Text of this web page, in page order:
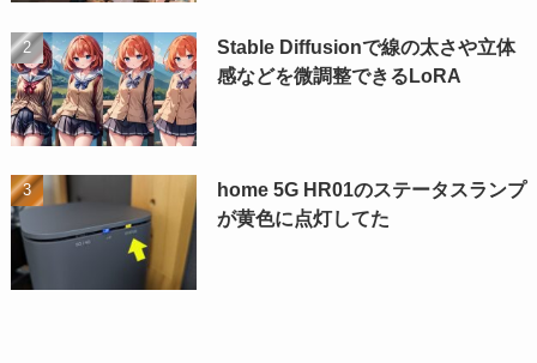
Stable Diffusionで線の太さや立体
感などを微調整できるLoRA
home 5G HR01のステータスランプ
が黄色に点灯してた